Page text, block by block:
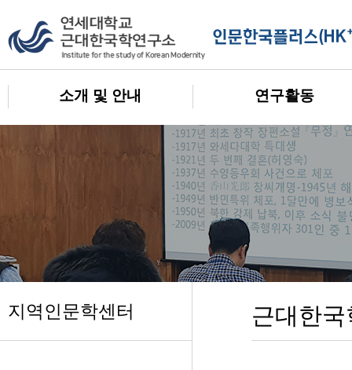
소개 및 안내 연구활동
지역인문학센터 근대한